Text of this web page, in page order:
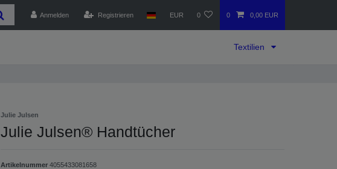
Anmelden Registrieren EUR 0 0 0,00 EUR
Textilien
Julie Julsen
Julie Julsen® Handtücher
Artikelnummer 4055433081658